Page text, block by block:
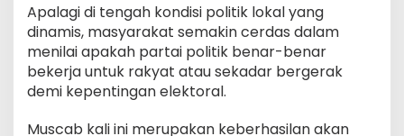
Apalagi di tengah kondisi politik lokal yang
dinamis, masyarakat semakin cerdas dalam
menilai apakah partai politik benar-benar
bekerja untuk rakyat atau sekadar bergerak
demi kepentingan elektoral.
Muscab kali ini merupakan keberhasilan akan